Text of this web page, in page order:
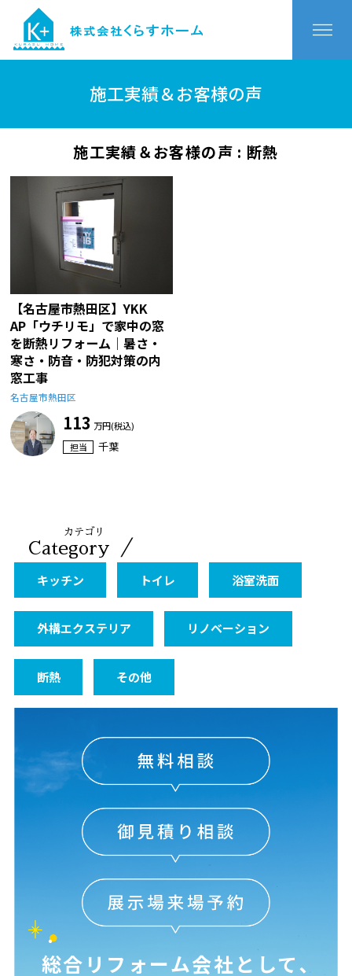
施工実績＆お客様の声
施工実績＆お客様の声 : 断熱
【名古屋市熱田区】YKK
AP「ウチリモ」で家中の窓
を断熱リフォーム｜暑さ・
寒さ・防音・防犯対策の内
窓工事
名古屋市熱田区
113 万円(税込)
担当 千葉
カテゴリ
Category ／
キッチン トイレ 浴室洗面
外構エクステリア リノベーション
断熱 その他
総合リフォーム会社として､